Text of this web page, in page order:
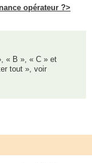
opérateur ?>
« B », « C » et
tout », voir